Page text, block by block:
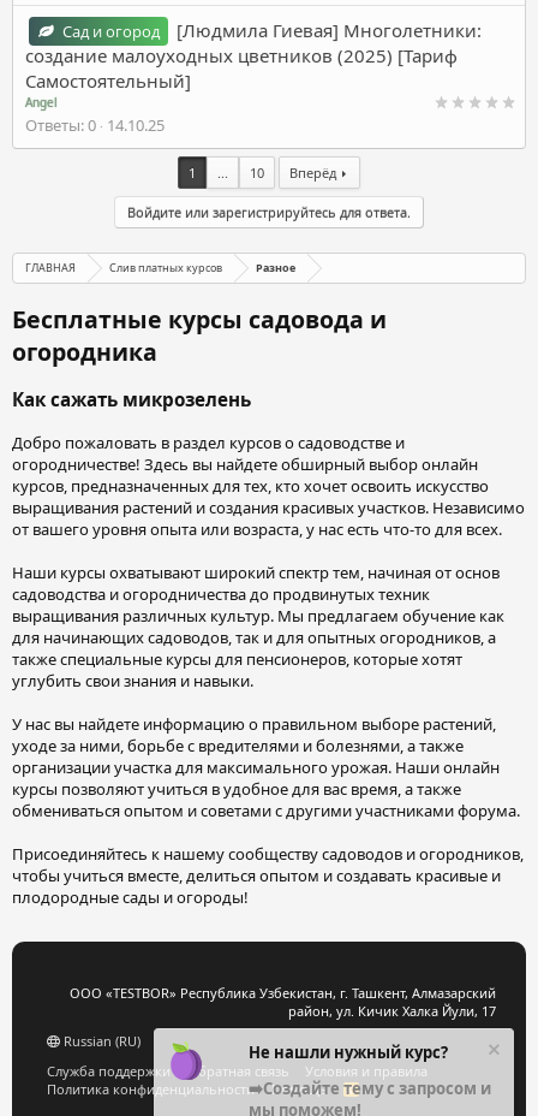
Сад и огород
[Людмила Гиевая] Многолетники:
создание малоуходных цветников (2025) [Тариф
Самостоятельный]
Angel
Ответы 0 14.10.25
1 ... 10 Вперёд
Войдите или зарегистрируйтесь для ответа.
ГЛАВНАЯ Слив платных курсов Разное
Бесплатные курсы садовода и
огородника
Как сажать микрозелень
Добро пожаловать в раздел курсов о садоводстве и
огородничестве! Здесь вы найдете обширный выбор онлайн
курсов, предназначенных для тех, кто хочет освоить искусство
выращивания растений и создания красивых участков. Независимо
от вашего уровня опыта или возраста, у нас есть что-то для всех.
Наши курсы охватывают широкий спектр тем, начиная от основ
садоводства и огородничества до продвинутых техник
выращивания различных культур. Мы предлагаем обучение как
для начинающих садоводов, так и для опытных огородников, а
также специальные курсы для пенсионеров, которые хотят
углубить свои знания и навыки.
У нас вы найдете информацию о правильном выборе растений,
уходе за ними, борьбе с вредителями и болезнями, а также
организации участка для максимального урожая. Наши онлайн
курсы позволяют учиться в удобное для вас время, а также
обмениваться опытом и советами с другими участниками форума.
Присоединяйтесь к нашему сообществу садоводов и огородников,
чтобы учиться вместе, делиться опытом и создавать красивые и
плодородные сады и огороды!
ООО «TESTBOR» Республика Узбекистан, г. Ташкент, Алмазарский
район, ул. Кичик Халка Йули, 17
Russian (RU)
Служба поддержки
Обратная связь
Условия и правила
Политика конфиденциальности
Помощь
R
S
Не нашли нужный курс?
➡️Создайте тему с запросом и
мы поможем!